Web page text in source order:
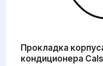
Прокладка
кондиционера